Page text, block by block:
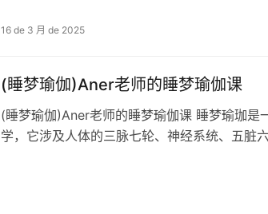
16 de 3 月 de 2025
(睡梦瑜伽)Aner老师的睡梦瑜伽课
(睡梦瑜伽)Aner老师的睡梦瑜伽课 睡梦瑜珈是
学，它涉及人体的三脉七轮、神经系统、五脏